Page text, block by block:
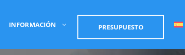
INFORMACIÓN PRESUPUESTO